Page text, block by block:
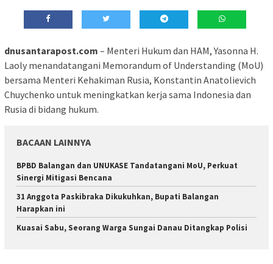
dnusantarapost.com – Menteri Hukum dan HAM, Yasonna H.
Laoly menandatangani Memorandum of Understanding (MoU)
bersama Menteri Kehakiman Rusia, Konstantin Anatolievich
Chuychenko untuk meningkatkan kerja sama Indonesia dan
Rusia di bidang hukum.
BACAAN LAINNYA
BPBD Balangan dan UNUKASE Tandatangani MoU, Perkuat
Sinergi Mitigasi Bencana
31 Anggota Paskibraka Dikukuhkan, Bupati Balangan
Harapkan ini
Kuasai Sabu, Seorang Warga Sungai Danau Ditangkap Polisi